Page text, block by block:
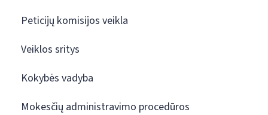
Peticijų komisijos veikla
Veiklos sritys
Kokybės vadyba
Mokesčių administravimo procedūros